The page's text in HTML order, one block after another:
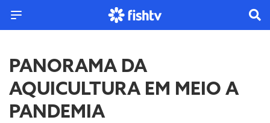
PANORAMA DA
AQUICULTURA EM MEIO A
PANDEMIA